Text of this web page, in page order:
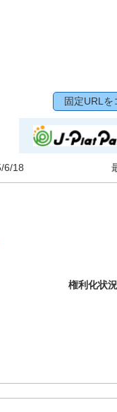
固定URLを
6/18
権利化状況